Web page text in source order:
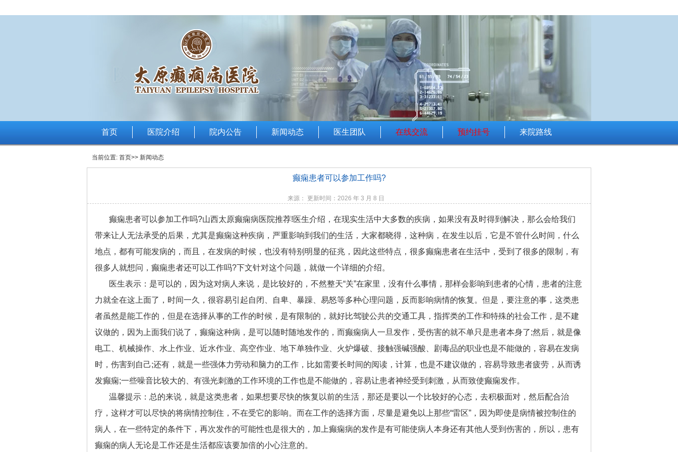
首页 医院介绍 院内公告 新闻动态 医生团队 在线交流 预约挂号 来院路线
当前位置: 首页>> 新闻动态
癫痫患者可以参加工作吗?
来源： 更新时间：2026 年 3 月 8 日
癫痫患者可以参加工作吗?山西太原癫痫病医院推荐!医生介绍，在现实生活中大多数的疾病，如果没有及时得到解决，那么会给我们
带来让人无法承受的后果，尤其是癫痫这种疾病，严重影响到我们的生活，大家都晓得，这种病，在发生以后，它是不管什么时间，什么
地点，都有可能发病的，而且，在发病的时候，也没有特别明显的征兆，因此这些特点，很多癫痫患者在生活中，受到了很多的限制，有
很多人就想问，癫痫患者还可以工作吗?下文针对这个问题，就做一个详细的介绍。
医生表示：是可以的，因为这对病人来说，是比较好的，不然整天“关”在家里，没有什么事情，那样会影响到患者的心情，患者的注意
力就全在这上面了，时间一久，很容易引起自闭、自卑、暴躁、易怒等多种心理问题，反而影响病情的恢复。但是，要注意的事，这类患
者虽然是能工作的，但是在选择从事的工作的时候，是有限制的，就好比驾驶公共的交通工具，指挥类的工作和特殊的社会工作，是不建
议做的，因为上面我们说了，癫痫这种病，是可以随时随地发作的，而癫痫病人一旦发作，受伤害的就不单只是患者本身了;然后，就是像
电工、机械操作、水上作业、近水作业、高空作业、地下单独作业、火炉爆破、接触强碱强酸、剧毒品的职业也是不能做的，容易在发病
时，伤害到自己;还有，就是一些强体力劳动和脑力的工作，比如需要长时间的阅读，计算，也是不建议做的，容易导致患者疲劳，从而诱
发癫痫;一些噪音比较大的、有强光刺激的工作环境的工作也是不能做的，容易让患者神经受到刺激，从而致使癫痫发作。
温馨提示：总的来说，就是这类患者，如果想要尽快的恢复以前的生活，那还是要以一个比较好的心态，去积极面对，然后配合治
疗，这样才可以尽快的将病情控制住，不在受它的影响。而在工作的选择方面，尽量是避免以上那些“雷区”，因为即使是病情被控制住的
病人，在一些特定的条件下，再次发作的可能性也是很大的，加上癫痫病的发作是有可能使病人本身还有其他人受到伤害的，所以，患有
癫痫的病人无论是工作还是生活都应该要加倍的小心注意的。